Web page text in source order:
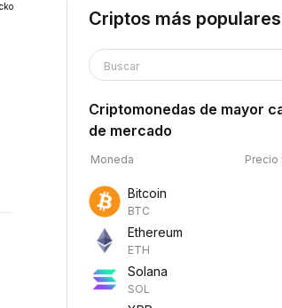
Criptos más populares
Buscar
Criptomonedas de mayor
de mercado
Moneda Precio
Bitcoin
BTC
Ethereum
ETH
Solana
SOL